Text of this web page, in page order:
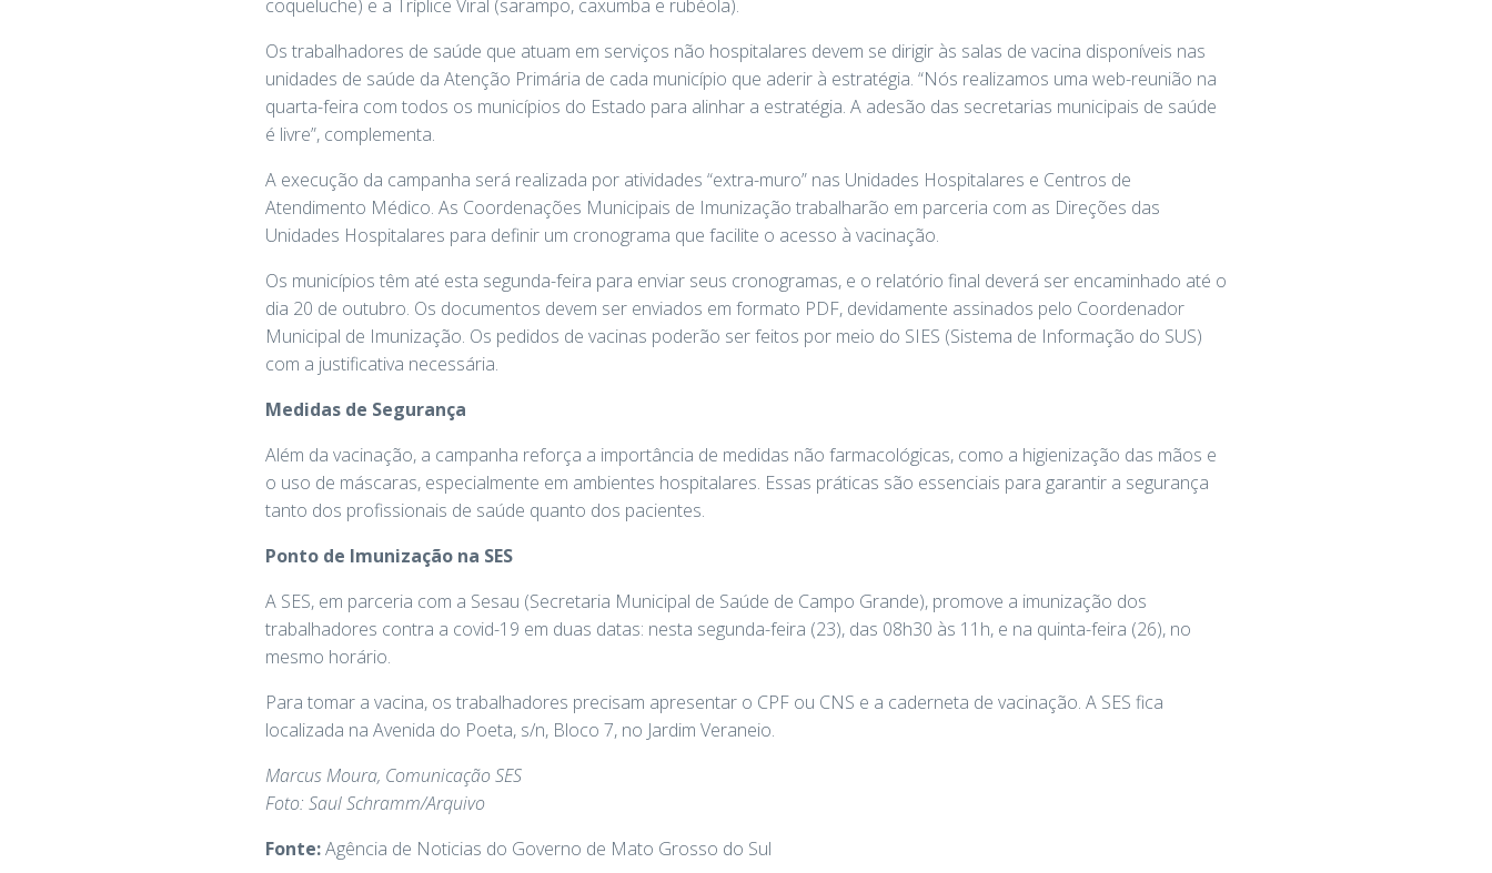
coqueluche) e a Tríplice Viral (sarampo, caxumba e rubéola).
Os trabalhadores de saúde que atuam em serviços não hospitalares devem se dirigir às salas de vacina disponíveis nas
unidades de saúde da Atenção Primária de cada município que aderir à estratégia. “Nós realizamos uma web-reunião na
quarta-feira com todos os municípios do Estado para alinhar a estratégia. A adesão das secretarias municipais de saúde
é livre”, complementa.
A execução da campanha será realizada por atividades “extra-muro” nas Unidades Hospitalares e Centros de
Atendimento Médico. As Coordenações Municipais de Imunização trabalharão em parceria com as Direções das
Unidades Hospitalares para definir um cronograma que facilite o acesso à vacinação.
Os municípios têm até esta segunda-feira para enviar seus cronogramas, e o relatório final deverá ser encaminhado até o
dia 20 de outubro. Os documentos devem ser enviados em formato PDF, devidamente assinados pelo Coordenador
Municipal de Imunização. Os pedidos de vacinas poderão ser feitos por meio do SIES (Sistema de Informação do SUS)
com a justificativa necessária.
Medidas de Segurança
Além da vacinação, a campanha reforça a importância de medidas não farmacológicas, como a higienização das mãos e
o uso de máscaras, especialmente em ambientes hospitalares. Essas práticas são essenciais para garantir a segurança
tanto dos profissionais de saúde quanto dos pacientes.
Ponto de Imunização na SES
A SES, em parceria com a Sesau (Secretaria Municipal de Saúde de Campo Grande), promove a imunização dos
trabalhadores contra a covid-19 em duas datas: nesta segunda-feira (23), das 08h30 às 11h, e na quinta-feira (26), no
mesmo horário.
Para tomar a vacina, os trabalhadores precisam apresentar o CPF ou CNS e a caderneta de vacinação. A SES fica
localizada na Avenida do Poeta, s/n, Bloco 7, no Jardim Veraneio.
Marcus Moura, Comunicação SES
Foto: Saul Schramm/Arquivo
Fonte:Agência de Noticias do Governo de Mato Grosso do Sul